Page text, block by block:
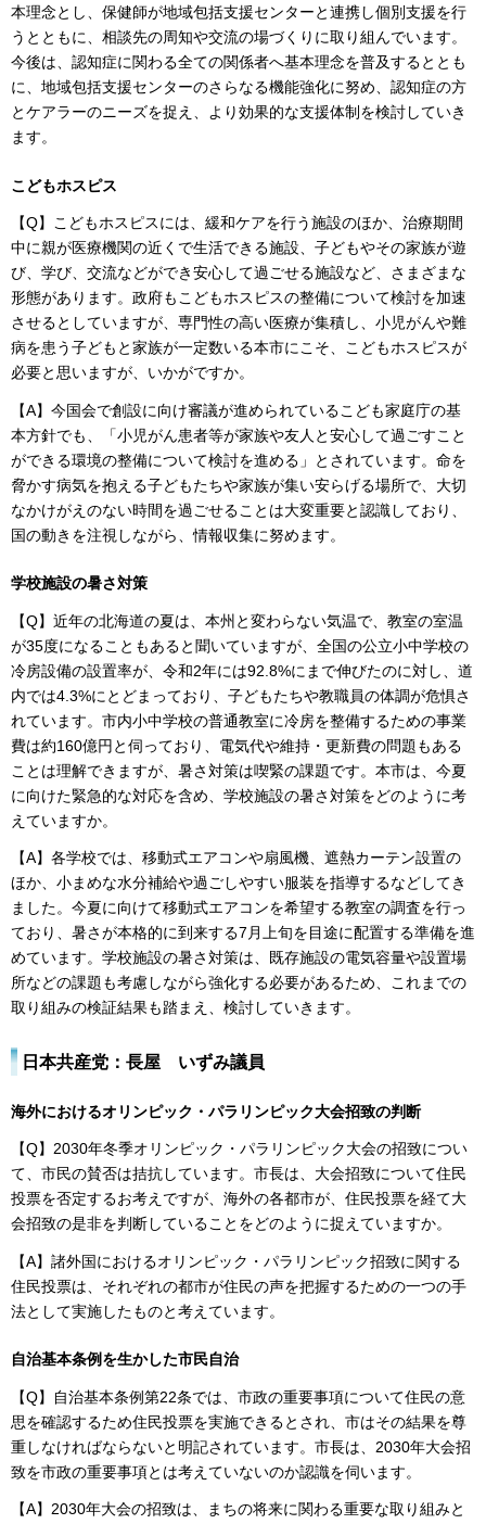
本理念とし、保健師が地域包括支援センターと連携し個別支援を行
うとともに、相談先の周知や交流の場づくりに取り組んでいます。
今後は、認知症に関わる全ての関係者へ基本理念を普及するととも
に、地域包括支援センターのさらなる機能強化に努め、認知症の方
とケアラーのニーズを捉え、より効果的な支援体制を検討していき
ます。
こどもホスピス
【Q】こどもホスピスには、緩和ケアを行う施設のほか、治療期間
中に親が医療機関の近くで生活できる施設、子どもやその家族が遊
び、学び、交流などができ安心して過ごせる施設など、さまざまな
形態があります。政府もこどもホスピスの整備について検討を加速
させるとしていますが、専門性の高い医療が集積し、小児がんや難
病を患う子どもと家族が一定数いる本市にこそ、こどもホスピスが
必要と思いますが、いかがですか。
【A】今国会で創設に向け審議が進められているこども家庭庁の基
本方針でも、「小児がん患者等が家族や友人と安心して過ごすこと
ができる環境の整備について検討を進める」とされています。命を
脅かす病気を抱える子どもたちや家族が集い安らげる場所で、大切
なかけがえのない時間を過ごせることは大変重要と認識しており、
国の動きを注視しながら、情報収集に努めます。
学校施設の暑さ対策
【Q】近年の北海道の夏は、本州と変わらない気温で、教室の室温
が35度になることもあると聞いていますが、全国の公立小中学校の
冷房設備の設置率が、令和2年には92.8%にまで伸びたのに対し、道
内では4.3%にとどまっており、子どもたちや教職員の体調が危惧さ
れています。市内小中学校の普通教室に冷房を整備するための事業
費は約160億円と伺っており、電気代や維持・更新費の問題もある
ことは理解できますが、暑さ対策は喫緊の課題です。本市は、今夏
に向けた緊急的な対応を含め、学校施設の暑さ対策をどのように考
えていますか。
【A】各学校では、移動式エアコンや扇風機、遮熱カーテン設置の
ほか、小まめな水分補給や過ごしやすい服装を指導するなどしてき
ました。今夏に向けて移動式エアコンを希望する教室の調査を行っ
ており、暑さが本格的に到来する7月上旬を目途に配置する準備を進
めています。学校施設の暑さ対策は、既存施設の電気容量や設置場
所などの課題も考慮しながら強化する必要があるため、これまでの
取り組みの検証結果も踏まえ、検討していきます。
日本共産党： 長屋 いずみ議員
海外におけるオリンピック・パラリンピック大会招致の判断
【Q】2030年冬季オリンピック・パラリンピック大会の招致につい
て、市民の賛否は拮抗しています。市長は、大会招致について住民
投票を否定するお考えですが、海外の各都市が、住民投票を経て大
会招致の是非を判断していることをどのように捉えていますか。
【A】諸外国におけるオリンピック・パラリンピック招致に関する
住民投票は、それぞれの都市が住民の声を把握するための一つの手
法として実施したものと考えています。
自治基本条例を生かした市民自治
【Q】自治基本条例第22条では、市政の重要事項について住民の意
思を確認するため住民投票を実施できるとされ、市はその結果を尊
重しなければならないと明記されています。市長は、2030年大会招
致を市政の重要事項とは考えていないのか認識を伺います。
【A】2030年大会の招致は、まちの将来に関わる重要な取り組みと